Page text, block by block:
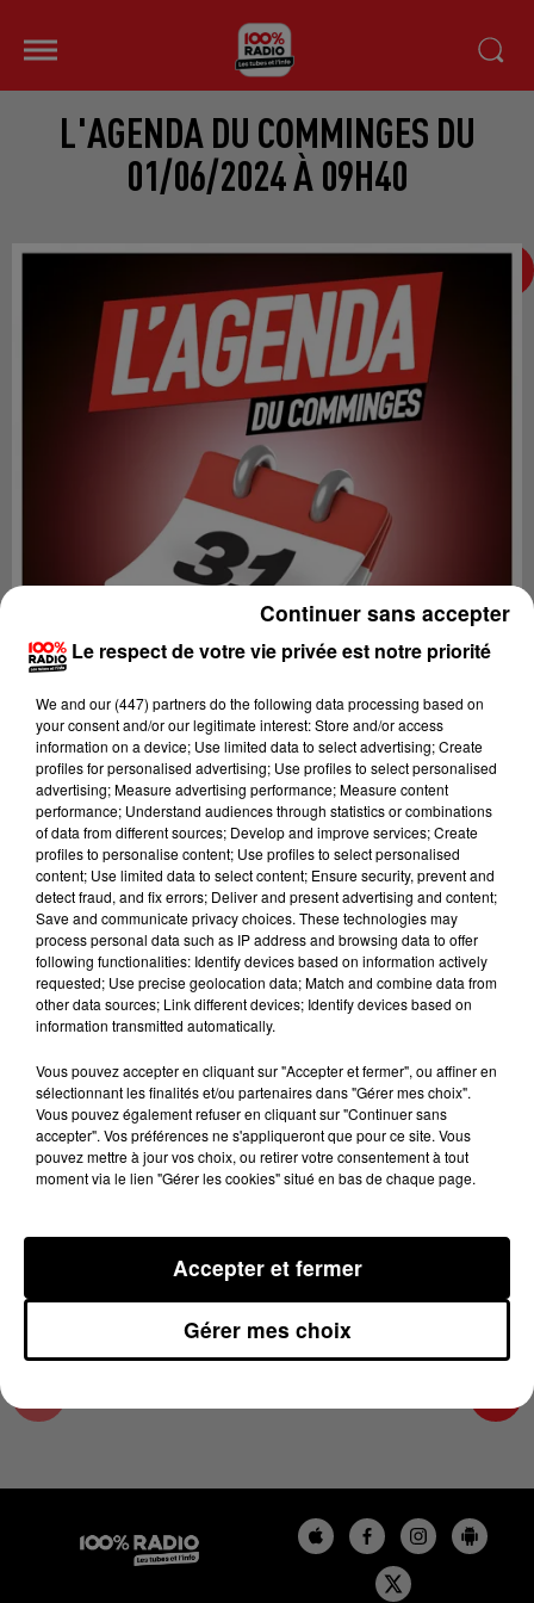
L'AGENDA DU COMMINGES DU
01/06/2024 À 09H40
Lecture (1 min 14 sec)
100%
100% Radio l'agenda du Comminges
1er juin 2024 - 1 min 14 sec
L'AGENDA DU COMMINGES DU 01/06/2024 À
09H40
L'AGENDA DU COMMINGES
Le respect de votre vie privée est notre priorité
We and our (447) partnersdo the following data processing based on
your consent and/or our legitimate interest: Store and/or access
information on a device; Use limited data to select advertising; Create
profiles for personalised advertising; Use profiles to select personalised
advertising; Measure advertising performance; Measure content
performance; Understand audiences through statistics or combinations
of data from different sources; Develop and improve services; Create
profiles to personalise content; Use profiles to select personalised
content; Use limited data to select content; Ensure security, prevent and
detect fraud, and fix errors; Deliver and present advertising and content;
Save and communicate privacy choices. These technologies may
process personal data such as IP address and browsing data to offer
following functionalities: Identify devices based on information actively
requested; Use precise geolocation data; Match and combine data from
other data sources; Link different devices; Identify devices based on
information transmitted automatically.
Vous pouvez accepter en cliquant sur "Accepter et fermer", ou affiner en
sélectionnant les finalités et/ou partenaires dans "Gérer mes choix".
Vous pouvez également refuser en cliquant sur "Continuer sans
accepter". Vos préférences ne s'appliqueront que pour ce site. Vous
pouvez mettre à jour vos choix, ou retirer votre consentement à tout
moment via le lien "Gérer les cookies" situé en bas de chaque page.
Gérer mes choix
Accepter et fermer
Continuer sans accepter